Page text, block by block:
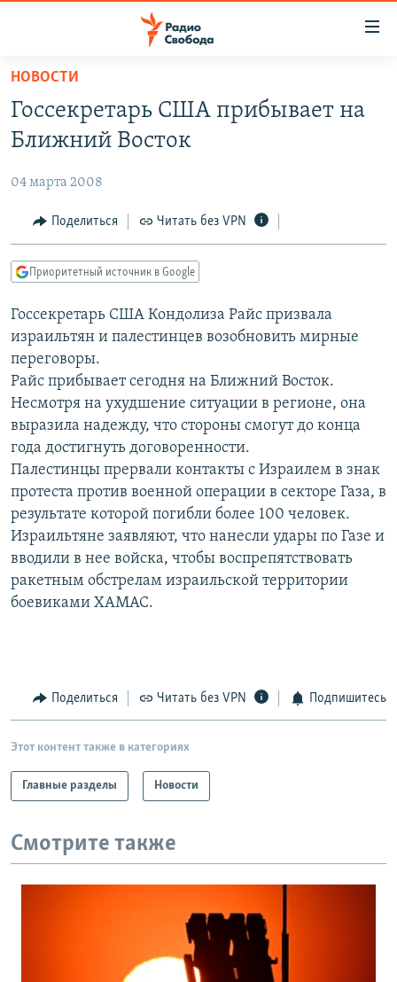
упрощенного
доступа
Вернуться
основному
Вернутся
главной
навигации
Вернутся
поиску
ПОДКАСТЫ
ЦИТАТЫ СВОБОДЫ
МНЕНИЯ
IDEL.РЕАЛИИ
КАВКАЗ.РЕАЛИИ
СЕВЕР.РЕАЛИИ
СИБИРЬ.РЕАЛИИ
РАСПИСАНИЕ ВЕЩАНИЯ
ПОДПИШИТЕСЬ НА РАССЫЛКУ
СОЦИАЛЬНЫЕ СЕТИ
НОВОСТИ
Госсекретарь США прибывает на
Ближний Восток
04 марта 2008
Поделиться Читать без VPN
Приоритетный источник в Google
Госсекретарь США Кондолиза Райс призвала
израильтян и палестинцев возобновить мирные
переговоры.
Райс прибывает сегодня на Ближний Восток.
Несмотря на ухудшение ситуации в регионе, она
выразила надежду, что стороны смогут до конца
года достигнуть договоренности.
Палестинцы прервали контакты с Израилем в знак
протеста против военной операции в секторе Газа, в
результате которой погибли более 100 человек.
Израильтяне заявляют, что нанесли удары по Газе и
вводили в нее войска, чтобы воспрепятствовать
ракетным обстрелам израильской территории
боевиками ХАМАС.
Поделиться Читать без VPN Подпишитесь
Этот контент также в категориях
Главные разделы Новости
Смотрите также